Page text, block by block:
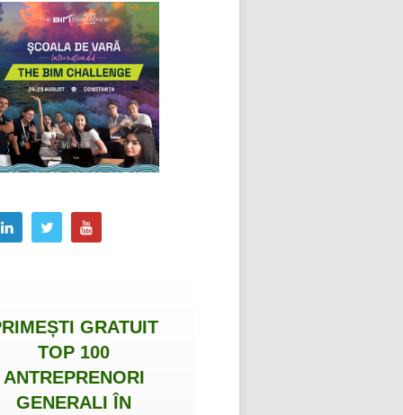
GRATUIT
TOP 100
ANTREPRENORI
GENERALI ÎN